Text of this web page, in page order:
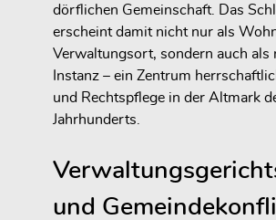
dörflichen Gemeinschaft. Das
erscheint damit nicht nur als
Verwaltungsort, sondern auch als
Instanz – ein Zentrum
und Rechtspflege in der Altmark
Jahrhunderts.
und